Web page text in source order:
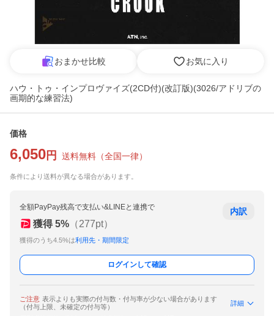
おまかせ比較 お気に入り
ハウ・トゥ・インプロヴァイズ(2CD付)(改訂版)(3026/アドリブの
画期的な練習法)
価格
6,050 円 送料無料 （全国一律）
条件により送料が異なる場合があります。
全額PayPay残高で支払い&LINEと連携で
獲得 5% （277pt）
獲得のうち4.5%は利用先・期間限定
内訳
ログインして確認
ご注意 表示よりも実際の付与数・付与率が少ない場合があります
（付与上限、未確定の付与等）
詳細